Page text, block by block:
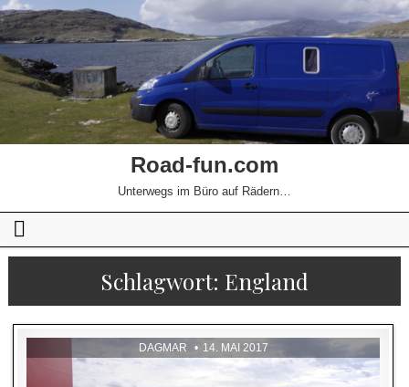
Road-fun.com
Unterwegs im Büro auf Rädern…
Schlagwort: England
DAGMAR 14. MAI 2017